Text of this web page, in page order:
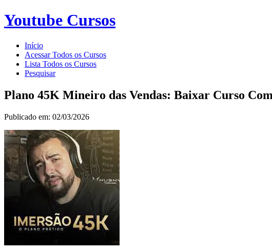
Youtube Cursos
Início
Acessar Todos os Cursos
Lista Todos os Cursos
Pesquisar
Plano 45K Mineiro das Vendas: Baixar Curso
Publicado em: 02/03/2026